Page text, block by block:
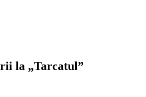
la „Tarcatul”